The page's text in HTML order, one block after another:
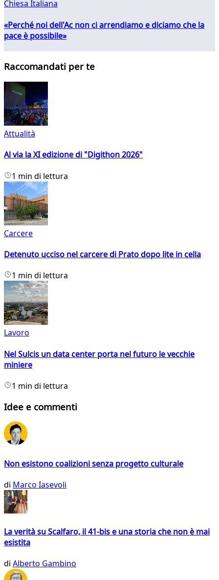
Chiesa Italiana
«Perché noi dell'Ac non ci arrendiamo e diciamo che la
pace è possibile»
Raccomandati per te
Attualità
Al via la XI edizione di "Digithon 2026"
1 min di lettura
Carcere
Detenuto ucciso nel carcere di Prato dopo lite in cella
1 min di lettura
Lavoro
Nel Sulcis un data center porta nel futuro le vecchie
miniere
1 min di lettura
Idee e commenti
Non esistono coalizioni senza progetto culturale
di Marco Iasevoli
La verità su Scalfaro, il 41-bis e una storia che non è mai
esistita
di Alberto Gambino